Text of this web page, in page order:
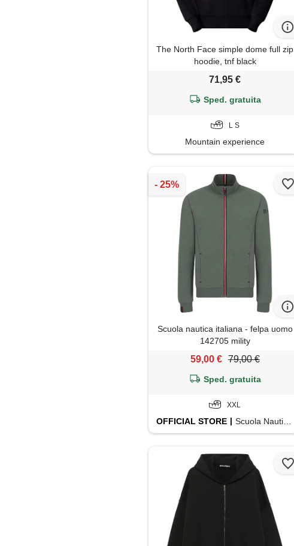
The North Face simple dome full zip
hoodie, tnf black
71,95 €
Sped. gratuita
L S
Mountain experience
Scuola nautica italiana - felpa uomo
142705 mility
59,00 € 79,00 €
Sped. gratuita
XXL
OFFICIAL STORE Scuola Nautica Italiana